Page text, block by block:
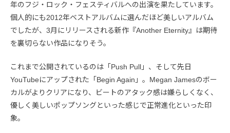
年のフジ・ロック・フェスティバルへの出演を果たしています。
個人的にも2012年ベストアルバムに選んだほど美しいアルバム
でしたが、3月にリリースされる新作『Another Eternity』は期待
を裏切らない作品になりそう。
これまで公開されているのは「Push Pull」、そして先日
YouTubeにアップされた「Begin Again」。Megan Jamesのボー
カルがよりクリアになり、ビートのアタック感は嫌らしくなく、
優しく美しいポップソングといった感じで正常進化といった印
象。